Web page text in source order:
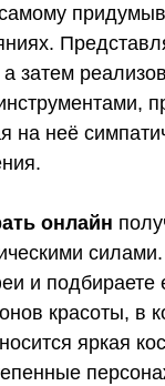
затем
на неё
онлайн
и подбираете
красоты, в
яркая